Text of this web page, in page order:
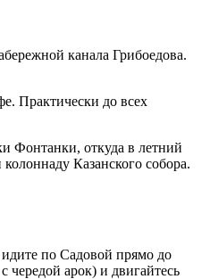
канала Грибоедова.
Практически до всех
Фонтанки, откуда в летний
Казанского собора.
по Садовой прямо до
арок) и двигайтесь